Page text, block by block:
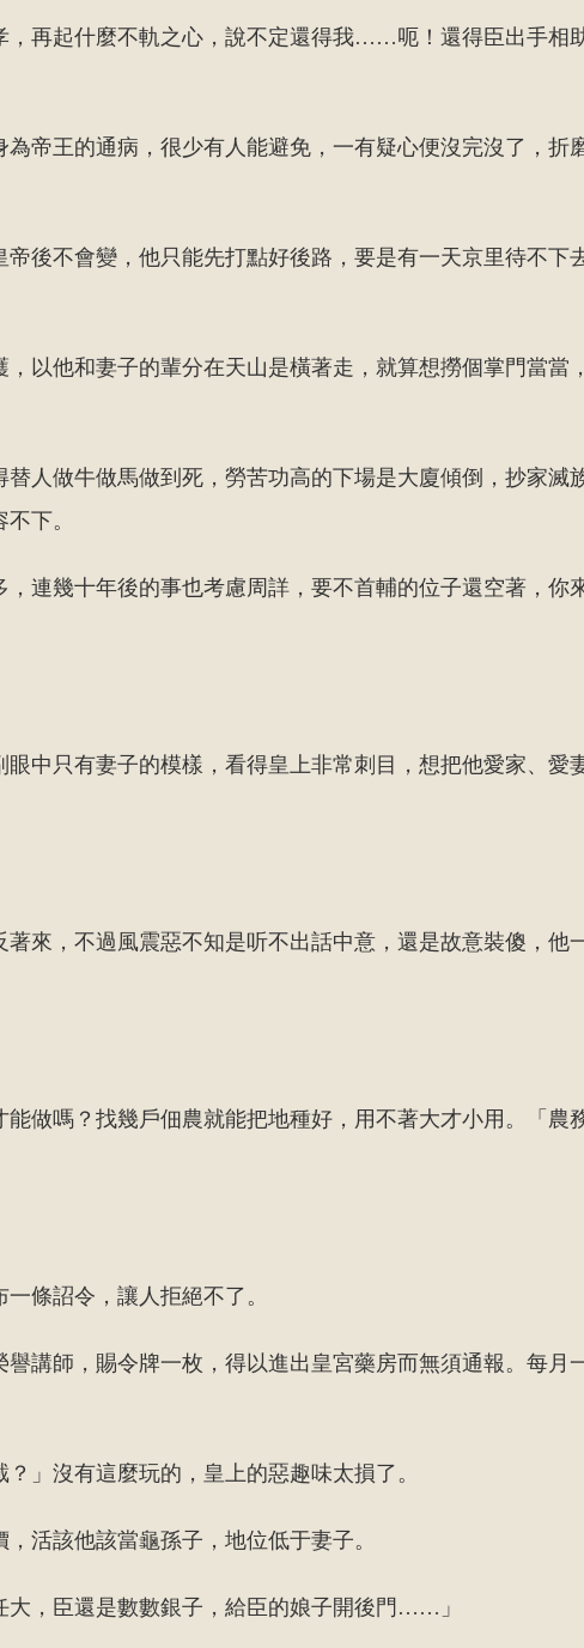
，再起什麼不軌之心，說不定還得我……呃！還得臣出手相
帝王的通病，很少有人能避免，一有疑心便沒完沒了，折
後不會變，他只能先打點好後路，要是有一天京里待不下
以他和妻子的輩分在天山是橫著走，就算想撈個掌門當當
人做牛做馬做到死，勞苦功高的下場是大廈傾倒，抄家滅
下。
連幾十年後的事也考慮周詳，要不首輔的位子還空著，你
中只有妻子的模樣，看得皇上非常刺目，想把他愛家、愛
來，不過風震惡不知是听不出話中意，還是故意裝傻，他
做嗎？找幾戶佃農就能把地種好，用不著大才小用。「農
條詔令，讓人拒絕不了。
講師，賜令牌一枚，得以進出皇宮藥房而無須通報。每月
」沒有這麼玩的，皇上的惡趣味太損了。
活該他該當龜孫子，地位低于妻子。
，臣還是數數銀子，給臣的娘子開後門……」